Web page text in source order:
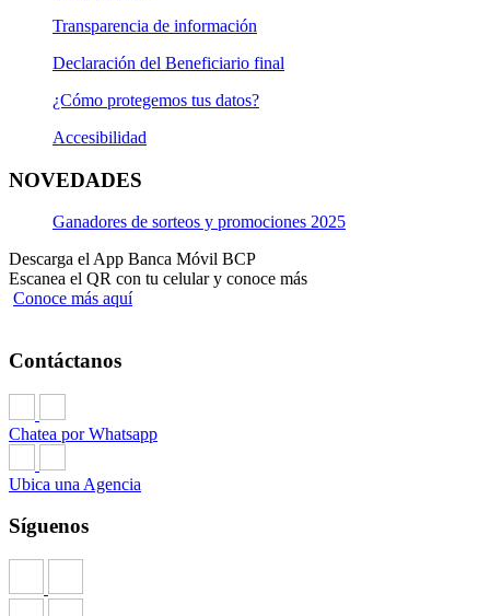
Transparencia de información
Declaración del Beneficiario final
¿Cómo protegemos tus datos?
Accesibilidad
NOVEDADES
Ganadores de sorteos y promociones 2025
Descarga el App Banca Móvil BCP
Escanea el QR con tu celular y conoce más
Conoce más aquí
Contáctanos
Chatea por Whatsapp
Ubica una Agencia
Síguenos